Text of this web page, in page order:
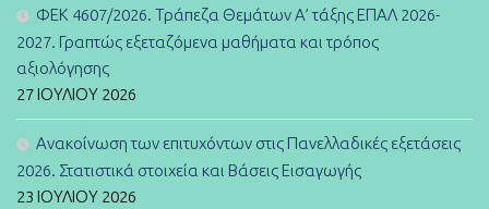
ΦΕΚ 4607/2026. Τράπεζα Θεμάτων Α’ τάξης ΕΠΑΛ 2026-
2027. Γραπτώς εξεταζόμενα μαθήματα και τρόπος
αξιολόγησης
27 ΙΟΥΛΊΟΥ 2026
Ανακοίνωση των επιτυχόντων στις Πανελλαδικές εξετάσεις
2026. Στατιστικά στοιχεία και Βάσεις Εισαγωγής
23 ΙΟΥΛΊΟΥ 2026